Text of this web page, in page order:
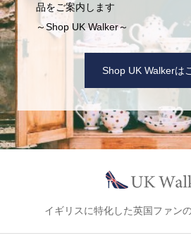
品をご案内します
～Shop UK Walker～
Shop UK Walkerは
イギリスに特化した英国ファン